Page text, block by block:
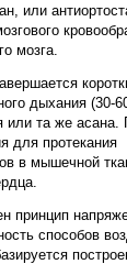
или
мозга.
дыхания (30-
или та же асана.
для протекания
в мышечной
принцип
способов